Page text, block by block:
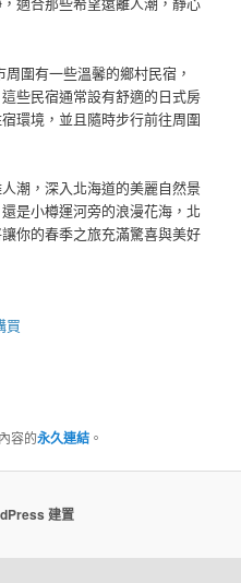
圍有一些溫馨的鄉村民宿，
些民宿通常設有舒適的日式房
環境，並且隨時步行前往周圍
潮，深入北海道的美麗自然景
是小樽運河旁的浪漫花海，北
你的春季之旅充滿驚喜與美好
買
容的永久連結 。
建置